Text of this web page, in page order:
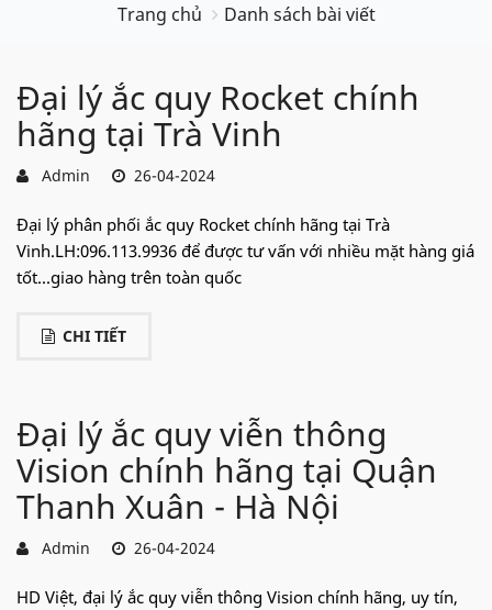
Trang chủ Danh sách bài viết
Đại lý ắc quy Rocket chính
hãng tại Trà Vinh
Admin 26-04-2024
Đại lý phân phối ắc quy Rocket chính hãng tại Trà
Vinh.LH:096.113.9936 để được tư vấn với nhiều mặt hàng giá
tốt...giao hàng trên toàn quốc
CHI TIẾT
Đại lý ắc quy viễn thông
Vision chính hãng tại Quận
Thanh Xuân - Hà Nội
Admin 26-04-2024
HD Việt, đại lý ắc quy viễn thông Vision chính hãng, uy tín,